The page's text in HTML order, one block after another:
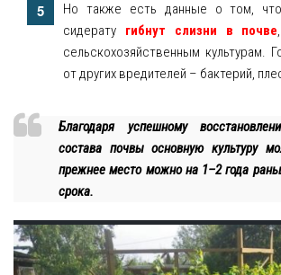
Но также есть данные о том, что
сидерату гибнут слизни в почве
сельскохозяйственным культурам.
от других вредителей – бактерий,
Благодаря успешному
состава почвы основную культуру
прежнее место можно на 1–2 года
срока.